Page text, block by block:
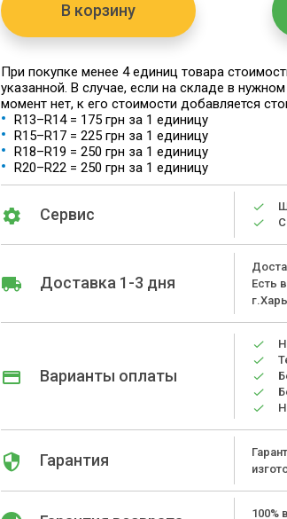
В корзину
При покупке менее 4 единиц товара
указанной. В случае, если на складе в
момент нет, к его стоимости добавляется
R13–R14 = 175 грн за 1 единицу
R15–R17 = 225 грн за 1 единицу
R18–R19 = 250 грн за 1 единицу
R20–R22 = 250 грн за 1 единицу
Сервис
Доставка 1-3 дня
Есть
Варианты оплаты
Гарантия
100%